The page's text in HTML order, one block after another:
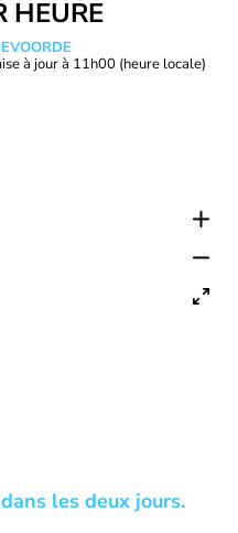
HEURE
à jour à 11h00 (heure locale)
les deux jours.